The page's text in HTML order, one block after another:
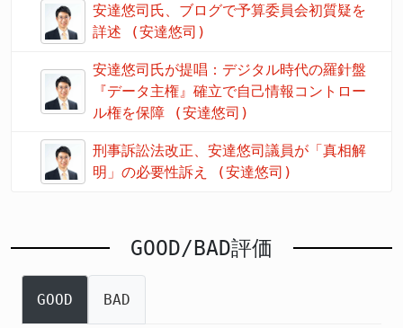
安達悠司氏、ブログで予算委員会初質疑を
詳述 (安達悠司)
安達悠司氏が提唱：デジタル時代の羅針盤
『データ主権』確立で自己情報コントロー
ル権を保障 (安達悠司)
刑事訴訟法改正、安達悠司議員が「真相解
明」の必要性訴え (安達悠司)
GOOD/BAD評価
GOOD BAD